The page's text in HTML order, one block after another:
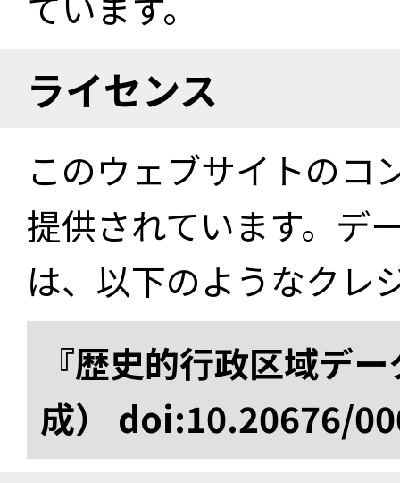
ライセンス
このウェブサイトのコ
提供されています。デ
は、以下のようなクレ
『歴史的行政区域デ
成） doi:10.20676/